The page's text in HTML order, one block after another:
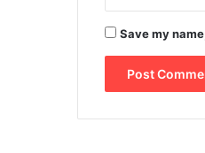
Save my